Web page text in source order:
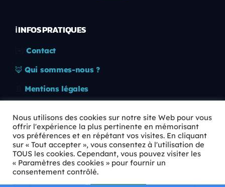
ℹ️ INFOS PRATIQUES
Contact
🦊 Qui sommes-nous ?
Mentions légales
🛡️ RGPD
Copyright © 2026 Animkids. Tous droits réservés.
Nous utilisons des cookies sur notre site Web pour vous
offrir l'expérience la plus pertinente en mémorisant
vos préférences et en répétant vos visites. En cliquant
sur « Tout accepter », vous consentez à l'utilisation de
TOUS les cookies. Cependant, vous pouvez visiter les
« Paramètres des cookies » pour fournir un
consentement contrôlé.